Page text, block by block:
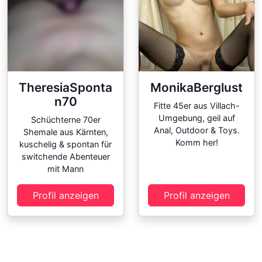
TheresiaSponta
n70
Schüchterne 70er
Shemale aus Kärnten,
kuschelig & spontan für
switchende Abenteuer
mit Mann
Profil anzeigen
MonikaBerglust
Fitte 45er aus Villach-
Umgebung, geil auf
Anal, Outdoor & Toys.
Komm her!
Profil anzeigen